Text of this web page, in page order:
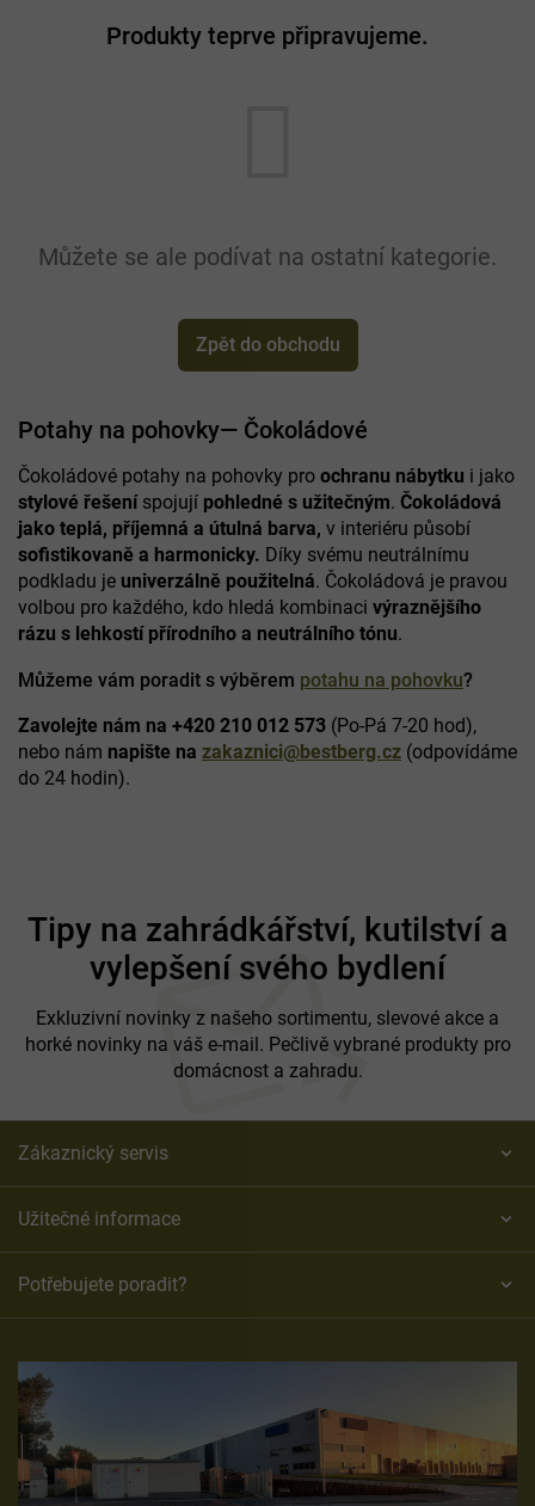
Produkty teprve připravujeme.
Můžete se ale podívat na ostatní kategorie.
Zpět do obchodu
Potahy na pohovky— Čokoládové
Čokoládové potahy na pohovky pro ochranu nábytku i jako
stylové řešeníspojují pohledné s užitečným. Čokoládová
jako teplá, příjemná a útulná barva, v interiéru působí
sofistikovaně a harmonicky. Díky svému neutrálnímu
podkladu je univerzálně použitelná. Čokoládová je pravou
volbou pro každého, kdo hledá kombinaci výraznějšího
rázu s lehkostí přírodního a neutrálního tónu.
Můžeme vám poradit s výběrem potahu na pohovku?
Zavolejte nám na +420 210 012 573 (Po-Pá 7-20 hod),
nebo nám napište na zakaznici@bestberg.cz (odpovídáme
do 24 hodin).
Tipy na zahrádkářství, kutilství a
vylepšení svého bydlení
Exkluzivní novinky z našeho sortimentu, slevové akce a
horké novinky na váš e-mail. Pečlivě vybrané produkty pro
domácnost a zahradu.
Zákaznický servis
Užitečné informace
Potřebujete poradit?